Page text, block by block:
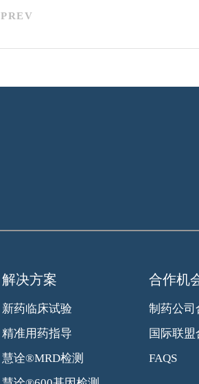
PREV
解决方案
新药临床试验
精准用药指导
慧诠®MRD检测
合作机
制药公司
国际联盟
FAQS